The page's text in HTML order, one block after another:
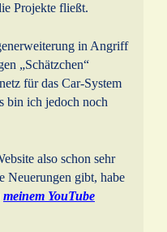
Projekte fließt.
in Angriff
„Schätzchen“
für das Car-System
bin ich jedoch noch
also schon sehr
Neuerungen gibt, habe
meinem YouTube